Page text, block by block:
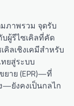
ภาพรวม จุดรับ
ผู้รีไซเคิลที่คัด
คิลเชิงเคมีสำหรับ
ยสู่ระบบ
าย (EPR)—ที่
ยังคงเป็นกลไก